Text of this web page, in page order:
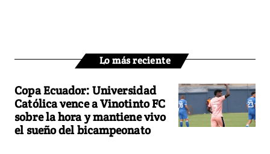
Lo más reciente
Copa Ecuador: Universidad
Católica vence a Vinotinto FC
sobre la hora y mantiene vivo
el sueño del bicampeonato